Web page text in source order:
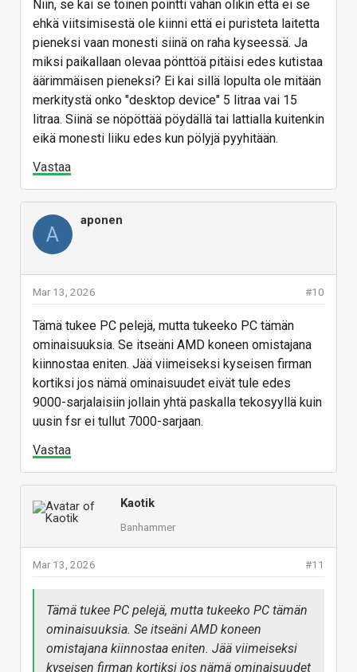
Niin, se kai se toinen pointti vähän olikin että ei se
ehkä viitsimisestä ole kiinni että ei puristeta laitetta
pieneksi vaan monesti siinä on raha kyseessä. Ja
miksi paikallaan olevaa pönttöä pitäisi edes kutistaa
äärimmäisen pieneksi? Ei kai sillä lopulta ole mitään
merkitystä onko "desktop device" 5 litraa vai 15
litraa. Siinä se nöpöttää pöydällä tai lattialla kuitenkin
eikä monesti liiku edes kun pölyjä pyyhitään.
Vastaa
A
aponen
#10
Mar 13, 2026
Tämä tukee PC pelejä, mutta tukeeko PC tämän
ominaisuuksia. Se itseäni AMD koneen omistajana
kiinnostaa eniten. Jää viimeiseksi kyseisen firman
kortiksi jos nämä ominaisuudet eivät tule edes
9000-sarjalaisiin jollain yhtä paskalla tekosyyllä kuin
uusin fsr ei tullut 7000-sarjaan.
Vastaa
Kaotik
Banhammer
#11
Mar 13, 2026
Tämä tukee PC pelejä, mutta tukeeko PC tämän
ominaisuuksia. Se itseäni AMD koneen
omistajana kiinnostaa eniten. Jää viimeiseksi
kyseisen firman kortiksi jos nämä ominaisuudet